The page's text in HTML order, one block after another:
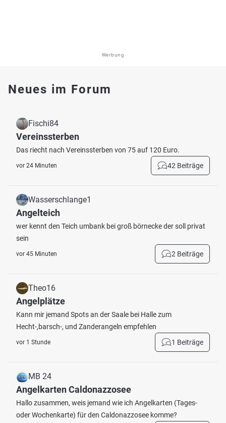
Werbung
Neues im Forum
Fischi84
Vereinssterben
Das riecht nach Vereinssterben von 75 auf 120 Euro.
vor 24 Minuten 42 Beiträge
Wasserschlange1
Angelteich
wer kennt den Teich umbank bei groß börnecke der soll privat
sein
vor 45 Minuten 2 Beiträge
Theo16
Angelplätze
Kann mir jemand Spots an der Saale bei Halle zum
Hecht-,barsch-, und Zanderangeln empfehlen
vor 1 Stunde 1 Beiträge
MB 24
Angelkarten Caldonazzosee
Hallo zusammen, weis jemand wie ich Angelkarten (Tages-
oder Wochenkarte) für den Caldonazzosee komme?